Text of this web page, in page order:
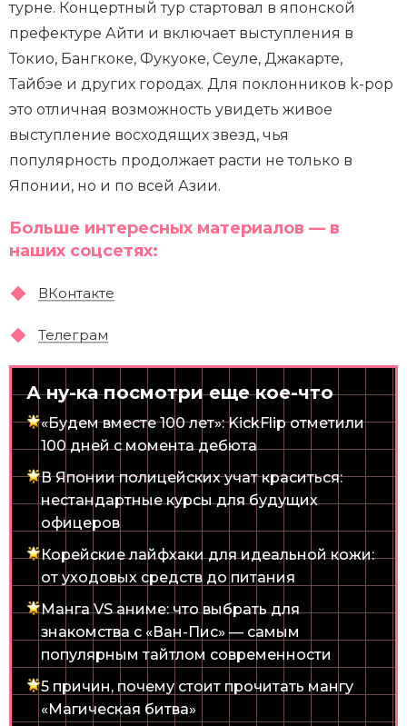
турне. Концертный тур стартовал в японской
префектуре Айти и включает выступления в
Токио, Бангкоке, Фукуоке, Сеуле, Джакарте,
Тайбэе и других городах. Для поклонников k-pop
это отличная возможность увидеть живое
выступление восходящих звезд, чья
популярность продолжает расти не только в
Японии, но и по всей Азии.
Больше интересных материалов — в
наших соцсетях:
ВКонтакте
Телеграм
А ну-ка посмотри еще кое-что
«Будем вместе 100 лет»: KickFlip отметили
100 дней с момента дебюта
В Японии полицейских учат краситься:
нестандартные курсы для будущих
офицеров
Корейские лайфхаки для идеальной кожи:
от уходовых средств до питания
Манга VS аниме: что выбрать для
знакомства с «Ван-Пис» — самым
популярным тайтлом современности
5 причин, почему стоит прочитать мангу
«Магическая битва»